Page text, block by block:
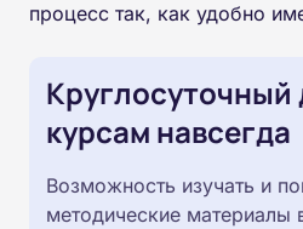
процесс так, как удобно
Круглосуточный
курсам навсегда
Возможность изучать и
методические